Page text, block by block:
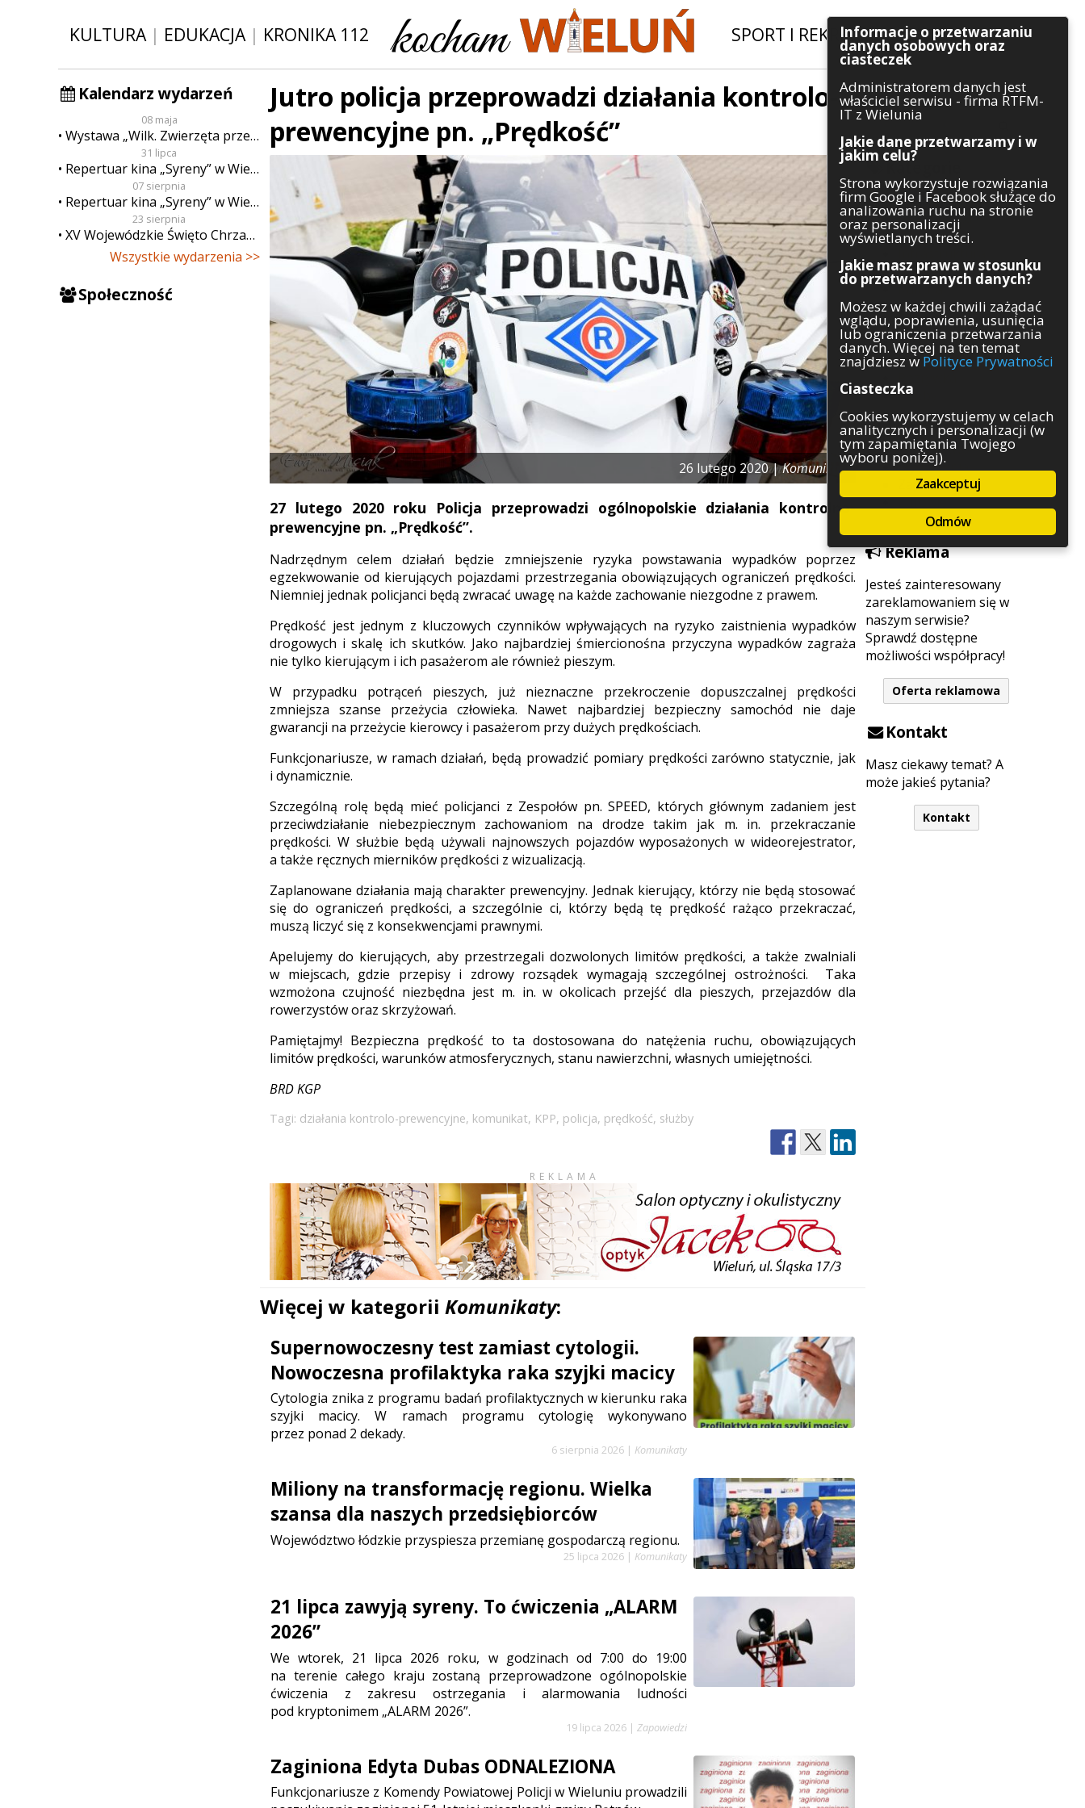
KULTURA| EDUKACJA| KRONIKA 112 SPORT I REKREACJA|INWESTYCJE
Kalendarz wydarzeń
08 maja
Wystawa „Wilk. Zwierzęta przeklęte”
31 lipca
Repertuar kina „Syreny” w Wieluniu w dn. od 31 lipca do 6 sierpnia
07 sierpnia
Repertuar kina „Syreny” w Wieluniu w dn. od 7 do 13 sierpnia
23 sierpnia
XV Wojewódzkie Święto Chrzanu
Wszystkie wydarzenia >>
Społeczność
Szukaj
Kategorie
Architektura
Gospodarka
Handel
Komunikaty
Kultura
Polityka
Pozostałe
Psychologia
Rolnictwo
Służby
Sport
Środowisko
Szkolnictwo
Wydarzenia
Zapowiedzi
Zdrowie
Reklama
Jesteś zainteresowany
zareklamowaniem się w
naszym serwisie?
Sprawdź dostępne
możliwości współpracy!
Oferta reklamowa
Kontakt
Masz ciekawy temat? A
może jakieś pytania?
Kontakt
Jutro policja przeprowadzi działania kontrolo-
prewencyjne pn. „Prędkość”
26 lutego 2020 |Komunikaty
27 lutego 2020 roku Policja przeprowadzi ogólnopolskie działania kontrolno-
prewencyjne pn. „Prędkość”.
Nadrzędnym celem działań będzie zmniejszenie ryzyka powstawania wypadków poprzez
egzekwowanie od kierujących pojazdami przestrzegania obowiązujących ograniczeń prędkości.
Niemniej jednak policjanci będą zwracać uwagę na każde zachowanie niezgodne z prawem.
Prędkość jest jednym z kluczowych czynników wpływających na ryzyko zaistnienia wypadków
drogowych i skalę ich skutków. Jako najbardziej śmiercionośna przyczyna wypadków zagraża
nie tylko kierującym i ich pasażerom ale również pieszym.
W przypadku potrąceń pieszych, już nieznaczne przekroczenie dopuszczalnej prędkości
zmniejsza szanse przeżycia człowieka. Nawet najbardziej bezpieczny samochód nie daje
gwarancji na przeżycie kierowcy i pasażerom przy dużych prędkościach.
Funkcjonariusze, w ramach działań, będą prowadzić pomiary prędkości zarówno statycznie, jak
i dynamicznie.
Szczególną rolę będą mieć policjanci z Zespołów pn. SPEED, których głównym zadaniem jest
przeciwdziałanie niebezpiecznym zachowaniom na drodze takim jak m. in. przekraczanie
prędkości. W służbie będą używali najnowszych pojazdów wyposażonych w wideorejestrator,
a także ręcznych mierników prędkości z wizualizacją.
Zaplanowane działania mają charakter prewencyjny. Jednak kierujący, którzy nie będą stosować
się do ograniczeń prędkości, a szczególnie ci, którzy będą tę prędkość rażąco przekraczać,
muszą liczyć się z konsekwencjami prawnymi.
Apelujemy do kierujących, aby przestrzegali dozwolonych limitów prędkości, a także zwalniali
w miejscach, gdzie przepisy i zdrowy rozsądek wymagają szczególnej ostrożności. Taka
wzmożona czujność niezbędna jest m. in. w okolicach przejść dla pieszych, przejazdów dla
rowerzystów oraz skrzyżowań.
Pamiętajmy! Bezpieczna prędkość to ta dostosowana do natężenia ruchu, obowiązujących
limitów prędkości, warunków atmosferycznych, stanu nawierzchni, własnych umiejętności.
BRD KGP
Tagi: działania kontrolo-prewencyjne, komunikat, KPP, policja, prędkość, służby
REKLAMA
Więcej w kategorii Komunikaty:
Supernowoczesny test zamiast cytologii.
Nowoczesna profilaktyka raka szyjki macicy
Cytologia znika z programu badań profilaktycznych w kierunku raka
szyjki macicy. W ramach programu cytologię wykonywano
przez ponad 2 dekady.
6 sierpnia 2026 | Komunikaty
Miliony na transformację regionu. Wielka
szansa dla naszych przedsiębiorców
Województwo łódzkie przyspiesza przemianę gospodarczą regionu.
25 lipca 2026 | Komunikaty
21 lipca zawyją syreny. To ćwiczenia „ALARM
2026”
We wtorek, 21 lipca 2026 roku, w godzinach od 7:00 do 19:00
na terenie całego kraju zostaną przeprowadzone ogólnopolskie
ćwiczenia z zakresu ostrzegania i alarmowania ludności
pod kryptonimem „ALARM 2026”.
19 lipca 2026 | Zapowiedzi
Zaginiona Edyta Dubas ODNALEZIONA
Funkcjonariusze z Komendy Powiatowej Policji w Wieluniu prowadzili
Informacje o przetwarzaniu
danych osobowych oraz
ciasteczek
Administratorem danych jest
właściciel serwisu - firma RTFM-
IT z Wielunia
Jakie dane przetwarzamy i w
jakim celu?
Strona wykorzystuje rozwiązania
firm Google i Facebook służące do
analizowania ruchu na stronie
oraz personalizacji
wyświetlanych treści.
Jakie masz prawa w stosunku
do przetwarzanych danych?
Możesz w każdej chwili zażądać
wglądu, poprawienia, usunięcia
lub ograniczenia przetwarzania
danych. Więcej na ten temat
znajdziesz w Polityce Prywatności
Ciasteczka
Cookies wykorzystujemy w celach
analitycznych i personalizacji (w
tym zapamiętania Twojego
wyboru poniżej).
Zaakceptuj
Odmów